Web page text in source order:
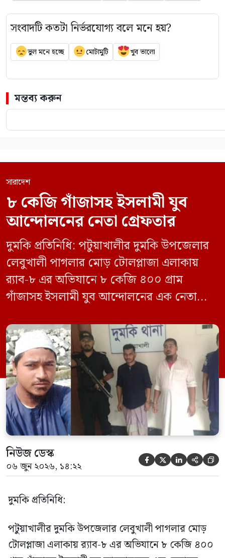
সংবাদটি কতটা নির্ভরযোগ্য বলে মনে হয়?
ভুল মনে হচ্ছে মোটামুটি খুব ভালো
মন্তব্য করুন
সারাদেশ
৮ কেজি গাঁজাসহ ইসলামী যুব
আন্দোলনের নেতা গ্রেফতার
দুমকি প্রতিনিধি: পটুয়াখালীর দুমকি উপজেলার
লেবুখালী পাগলার মোড় টোলপ্লাজা এলাকায়
র‍্যাব-৮ এর অভিযানে ৮ কেজি ৪০০ গ্রাম
গাঁজাসহ ইসলামী যুব আন্দোলনের এক নেতাকে
ভিত্তিতে অভিযান চালিয়ে মাদক চক্রের আরও
এক সদস্যকে আটক করা হয়। র‍্যাব ও পুলিশ
সূত্রে জানা গেছে, শুক্রবার গোপন সংবাদের
ভিত্তিতে র‍্যাব-৮, সিপিসি-১ পটুয়াখালী ক্যাম্পের
[…]
নিউজ ডেস্ক
০৬ জুন ২০২৬, ১৪:২২     
দুমকি প্রতিনিধি:
পটুয়াখালীর দুমকি উপজেলার লেবুখালী পাগলার মোড়
টোলপ্লাজা এলাকায় র‍্যাব-৮ এর অভিযানে ৮ কেজি ৪০০